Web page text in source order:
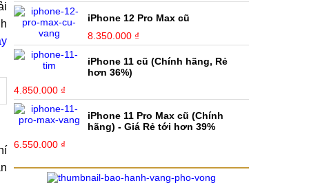
iPhone 12 Pro Max cũ
8.350.000 ₫
iPhone 11 cũ (Chính hãng, Rẻ
hơn 36%)
4.850.000 ₫
iPhone 11 Pro Max cũ (Chính
hãng) - Giá Rẻ tới hơn 39%
6.550.000 ₫